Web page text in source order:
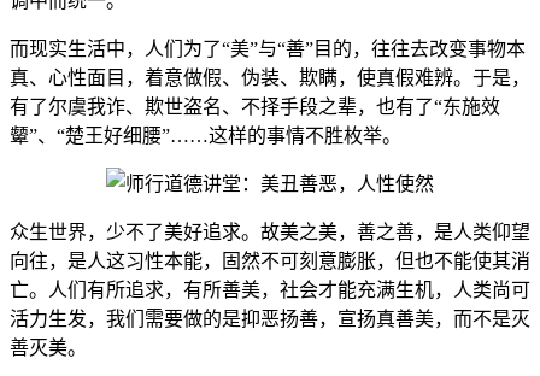
而现实生活中，人们为了“美”与“善”目的，往往去改变事物本
真、心性面目，着意做假、伪装、欺瞒，使真假难辨。于是，
有了尔虞我诈、欺世盗名、不择手段之辈，也有了“东施效
颦”、“楚王好细腰”……这样的事情不胜枚举。
众生世界，少不了美好追求。故美之美，善之善，是人类仰望
向往，是人这习性本能，固然不可刻意膨胀，但也不能使其消
亡。人们有所追求，有所善美，社会才能充满生机，人类尚可
活力生发，我们需要做的是抑恶扬善，宣扬真善美，而不是灭
善灭美。